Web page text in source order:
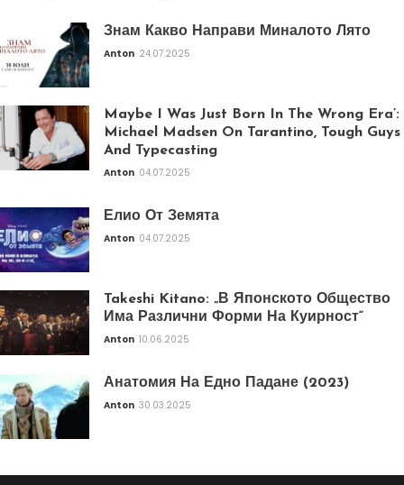
Знам Какво Направи Миналото Лято
Anton 24.07.2025
Maybe I Was Just Born In The Wrong Era’:
Michael Madsen On Tarantino, Tough Guys
And Typecasting
Anton 04.07.2025
Елио От Земята
Anton 04.07.2025
Takeshi Kitano: „В Японското Общество
Има Различни Форми На Куирност“
Anton 10.06.2025
Анатомия На Едно Падане (2023)
Anton 30.03.2025